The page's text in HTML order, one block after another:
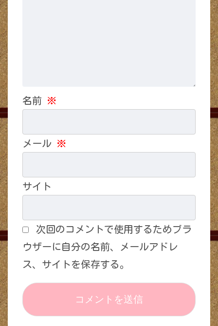
名前 ※
メール ※
サイト
次回のコメントで使用するためブラ
ウザーに自分の名前、メールアドレ
ス、サイトを保存する。